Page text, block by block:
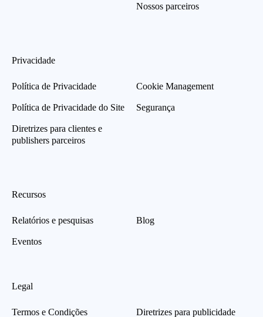
Nossos parceiros
Privacidade
Política de Privacidade
Política de Privacidade do Site
Diretrizes para clientes e
publishers parceiros
Cookie Management
Segurança
Recursos
Relatórios e pesquisas
Eventos
Blog
Legal
Termos e Condições Diretrizes para publicidade